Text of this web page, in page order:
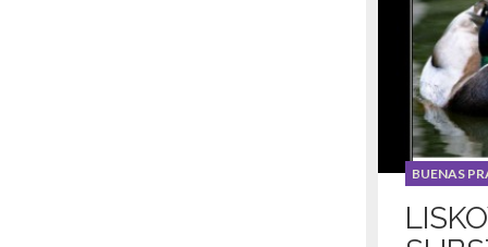
Formación,
Udemy,
BUENAS